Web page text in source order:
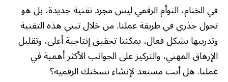
في الختام، التوأم الرقمي ليس مجرد تقنية جديدة، بل هو
تحول جذري في طريقة عملنا. من خلال تبني هذه التقنية
وتدريبها بشكل فعال، يمكننا تحقيق إنتاجية أعلى، وتقليل
الإرهاق المهني، والتركيز على الجوانب الأكثر أهمية في
عملنا. هل أنت مستعد لإنشاء نسختك الرقمية؟